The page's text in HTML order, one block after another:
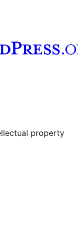
property